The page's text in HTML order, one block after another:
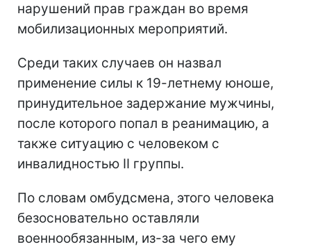
нарушений прав граждан во время
мобилизационных мероприятий.
Среди таких случаев он назвал
применение силы к 19-летнему юноше,
принудительное задержание мужчины,
после которого попал в реанимацию, а
также ситуацию с человеком с
инвалидностью II группы.
По словам омбудсмена, этого человека
безосновательно оставляли
военнообязанным, из-за чего ему